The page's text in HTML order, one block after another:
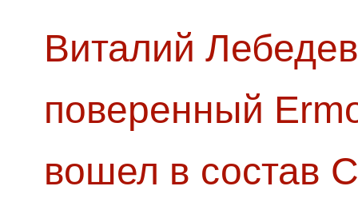
Виталий
поверенный
вошел в состав